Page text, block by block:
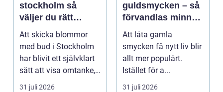
stockholm så
väljer du rätt
blommor för varje
tillfälle
Att skicka blommor
med bud i Stockholm
har blivit ett självklart
sätt att visa omtanke,
fira stora h...
31 juli 2026
guldsmycken – så
förvandlas minnen
till nya favoriter
Att låta gamla
smycken få nytt liv blir
allt mer populärt.
Istället för a...
31 juli 2026